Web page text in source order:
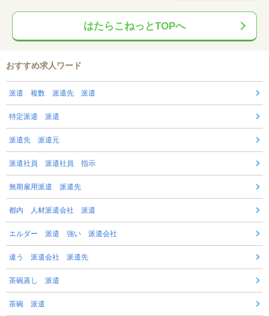
はたらこねっとTOPへ
おすすめ求人ワード
派遣 複数 派遣先 派遣
特定派遣 派遣
派遣先 派遣元
派遣社員 派遣社員 指示
無期雇用派遣 派遣先
都内 人材派遣会社 派遣
エルダー 派遣 強い 派遣会社
違う 派遣会社 派遣先
茶碗蒸し 派遣
茶碗 派遣